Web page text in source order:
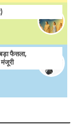
फैसला,